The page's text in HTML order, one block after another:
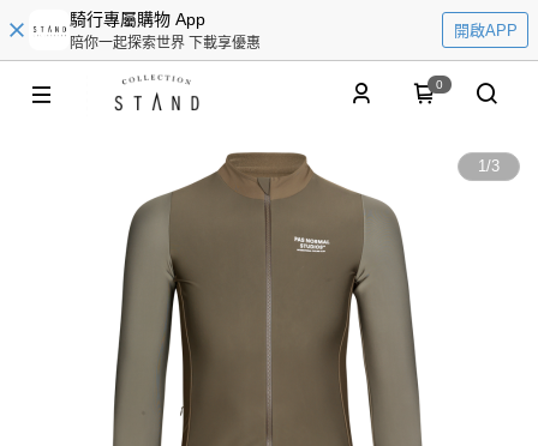
騎行專屬購物 App
陪你一起探索世界 下載享優惠
開啟APP
0
1/3